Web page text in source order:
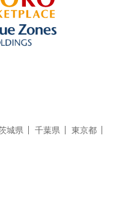
城県 千葉県
東京都